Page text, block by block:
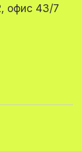
офис 43/7